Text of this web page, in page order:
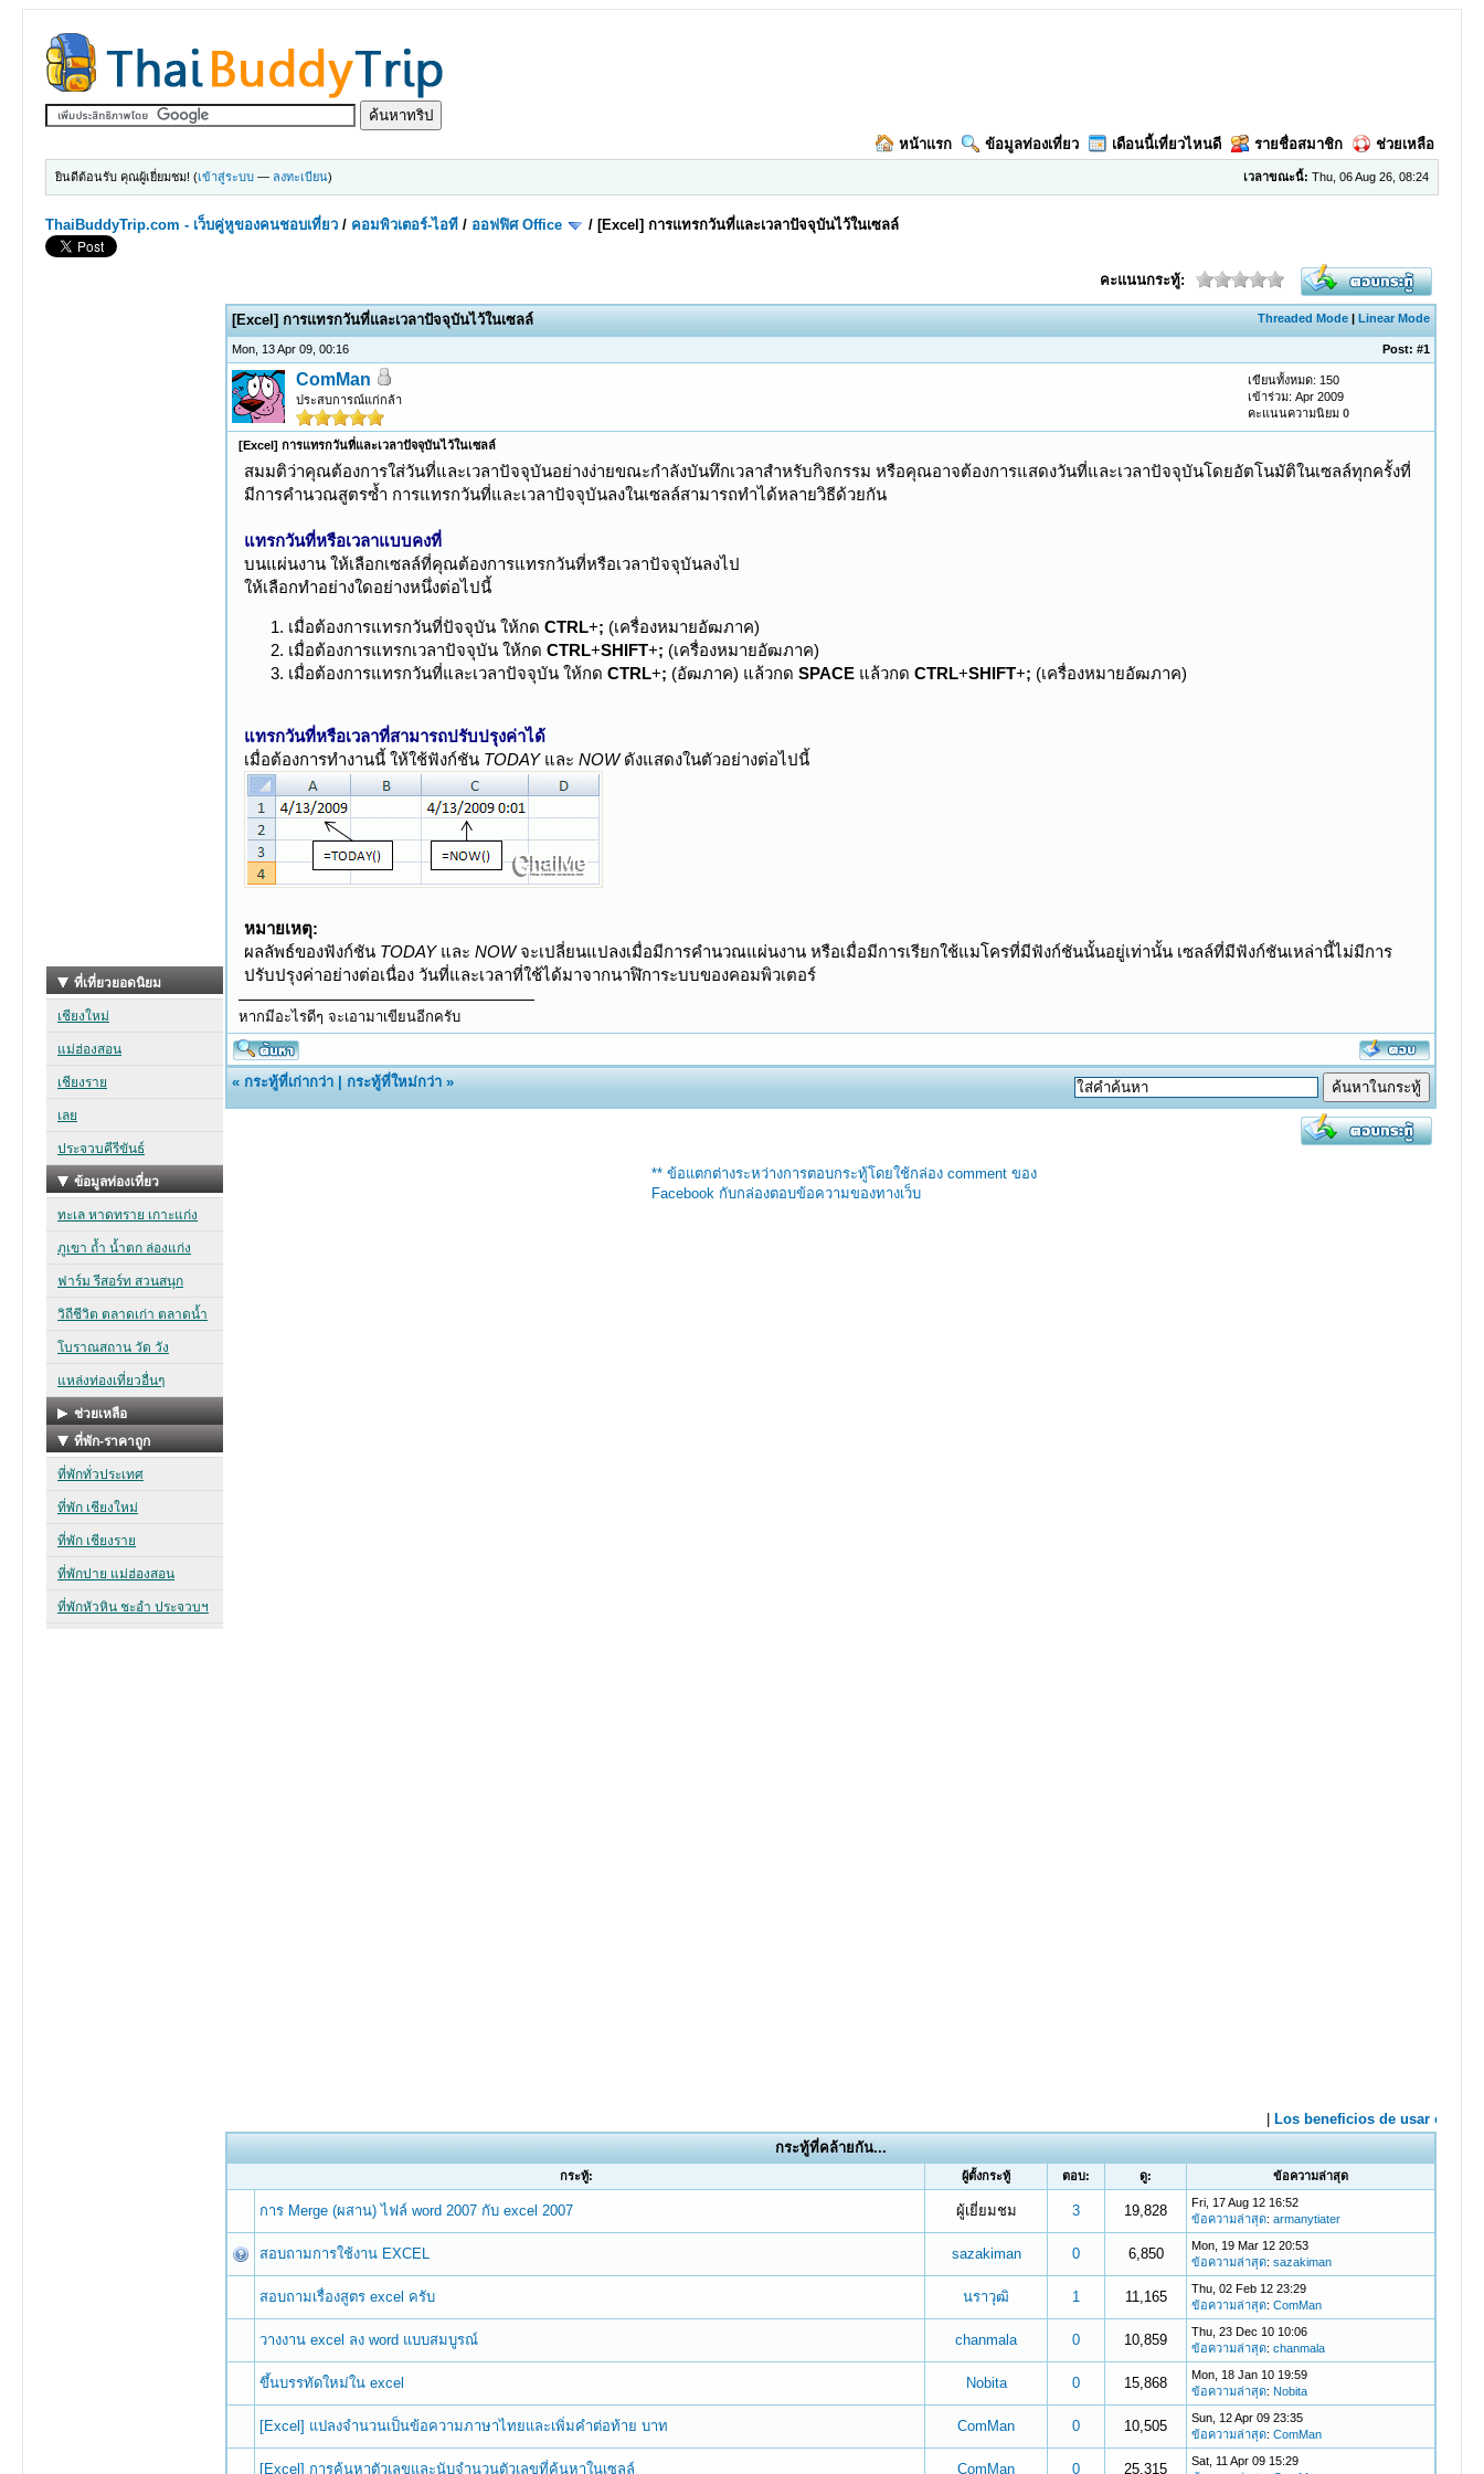
หน้าแรก ข้อมูลท่องเที่ยว เดือนนี้เที่ยวไหนดี รายชื่อสมาชิก ช่วยเหลือ
เวลาขณะนี้: Thu, 06 Aug 26, 08:24
ยินดีต้อนรับ คุณผู้เยี่ยมชม! (เข้าสู่ระบบ — ลงทะเบียน)
ThaiBuddyTrip.com - เว็บคู่หูของคนชอบเที่ยว / คอมพิวเตอร์-ไอที / ออฟฟิศ Office / [Excel] การแทรกวันที่และเวลาปัจจุบันไว้ในเซลล์
คะแนนกระทู้:
Threaded Mode |Linear Mode
[Excel] การแทรกวันที่และเวลาปัจจุบันไว้ในเซลล์
Mon, 13 Apr 09, 00:16 Post:#1
ComMan
ประสบการณ์แก่กล้า
เขียนทั้งหมด: 150
เข้าร่วม: Apr 2009
คะแนนความนิยม0
[Excel] การแทรกวันที่และเวลาปัจจุบันไว้ในเซลล์
สมมติว่าคุณต้องการใส่วันที่และเวลาปัจจุบันอย่างง่ายขณะกำลังบันทึกเวลาสำหรับกิจกรรม หรือคุณอาจต้องการแสดงวันที่และเวลาปัจจุบันโดยอัตโนมัติในเซลล์ทุกครั้งที่
มีการคำนวณสูตรซ้ำ การแทรกวันที่และเวลาปัจจุบันลงในเซลล์สามารถทำได้หลายวิธีด้วยกัน
แทรกวันที่หรือเวลาแบบคงที่
บนแผ่นงาน ให้เลือกเซลล์ที่คุณต้องการแทรกวันที่หรือเวลาปัจจุบันลงไป
ให้เลือกทำอย่างใดอย่างหนึ่งต่อไปนี้
เมื่อต้องการแทรกวันที่ปัจจุบัน ให้กดCTRL+; (เครื่องหมายอัฒภาค)
เมื่อต้องการแทรกเวลาปัจจุบัน ให้กดCTRL+SHIFT+; (เครื่องหมายอัฒภาค)
เมื่อต้องการแทรกวันที่และเวลาปัจจุบัน ให้กดCTRL+; (อัฒภาค) แล้วกดSPACE แล้วกดCTRL+SHIFT+; (เครื่องหมายอัฒภาค)
แทรกวันที่หรือเวลาที่สามารถปรับปรุงค่าได้
เมื่อต้องการทำงานนี้ ให้ใช้ฟังก์ชัน TODAYและNOWดังแสดงในตัวอย่างต่อไปนี้
หมายเหตุ:
ผลลัพธ์ของฟังก์ชัน TODAYและNOWจะเปลี่ยนแปลงเมื่อมีการคำนวณแผ่นงาน หรือเมื่อมีการเรียกใช้แมโครที่มีฟังก์ชันนั้นอยู่เท่านั้น เซลล์ที่มีฟังก์ชันเหล่านี้ไม่มีการ
ปรับปรุงค่าอย่างต่อเนื่อง วันที่และเวลาที่ใช้ได้มาจากนาฬิการะบบของคอมพิวเตอร์
หากมีอะไรดีๆ จะเอามาเขียนอีกครับ
«กระทู้ที่เก่ากว่า |กระทู้ที่ใหม่กว่า »
** ข้อแตกต่างระหว่างการตอบกระทู้โดยใช้กล่อง comment ของ
Facebook กับกล่องตอบข้อความของทางเว็บ
กระทู้ที่คล้ายกัน...
กระทู้: ผู้ตั้งกระทู้ ตอบ: ดู: ข้อความล่าสุด
การ Merge (ผสาน) ไฟล์ word 2007 กับ excel 2007 ผู้เยี่ยมชม 3 19,828
Fri, 17 Aug 12 16:52
ข้อความล่าสุด:armanytiater
สอบถามการใช้งาน EXCEL sazakiman 0 6,850
Mon, 19 Mar 12 20:53
ข้อความล่าสุด:sazakiman
สอบถามเรื่องสูตร excel ครับ นราวุฒิ 1 11,165
Thu, 02 Feb 12 23:29
ข้อความล่าสุด:ComMan
วางงาน excel ลง word แบบสมบูรณ์ chanmala 0 10,859
Thu, 23 Dec 10 10:06
ข้อความล่าสุด:chanmala
ขึ้นบรรทัดใหม่ใน excel Nobita 0 15,868
Mon, 18 Jan 10 19:59
ข้อความล่าสุด:Nobita
[Excel] แปลงจำนวนเป็นข้อความภาษาไทยและเพิ่มคำต่อท้าย บาท ComMan 0 10,505
Sun, 12 Apr 09 23:35
ข้อความล่าสุด:ComMan
[Excel] การค้นหาตัวเลขและนับจำนวนตัวเลขที่ค้นหาในเซลล์ ComMan 0 25,315
Sat, 11 Apr 09 15:29